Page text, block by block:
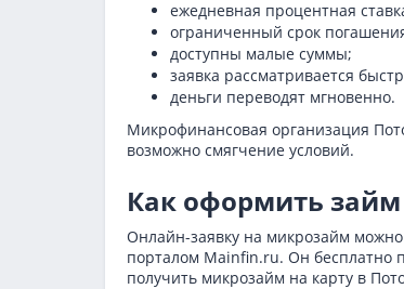
ежедневная процентная
ограниченный срок
доступны малые суммы;
заявка рассматривается
деньги переводят мгновенно.
Микрофинансовая организация
возможно смягчение условий.
Как оформить займ
Онлайн-заявку на микрозайм
порталом Mainfin.ru. Он бесплатно
получить микрозайм на карту в